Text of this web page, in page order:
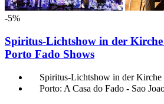
-5%
Spiritus-Lichtshow in der
Porto Fado Shows
Spiritus-Lichtshow in der Kirche
Porto: A Casa do Fado - Sao